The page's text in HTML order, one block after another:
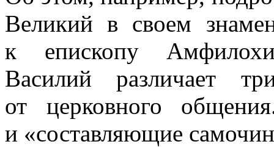
Великий в своем
к епископу
Василий различает
от церковного
и «составляющие